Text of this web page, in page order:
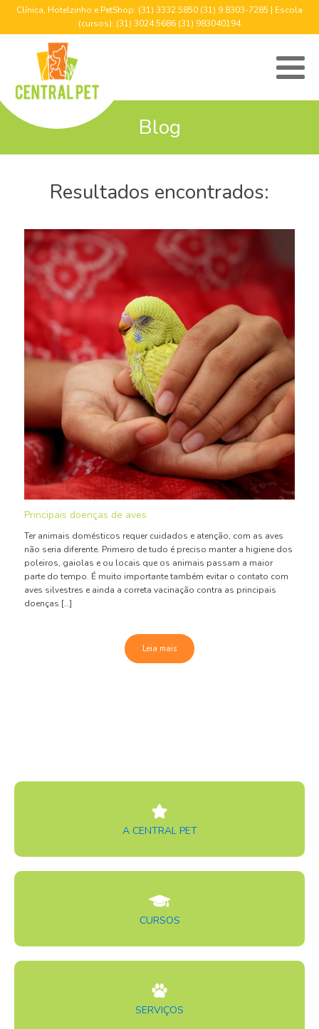
Clínica, Hotelzinho e PetShop: (31) 3332.5850 (31) 9 8303-7285 | Escola
(cursos): (31) 3024.5686 (31) 983040194
Blog
Resultados encontrados:
Principais doenças de aves
Ter animais domésticos requer cuidados e atenção, com as aves
não seria diferente. Primeiro de tudo é preciso manter a higiene dos
poleiros, gaiolas e ou locais que os animais passam a maior
parte do tempo. É muito importante também evitar o contato com
aves silvestres e ainda a correta vacinação contra as principais
doenças […]
Leia mais
A CENTRAL PET
CURSOS
SERVIÇOS